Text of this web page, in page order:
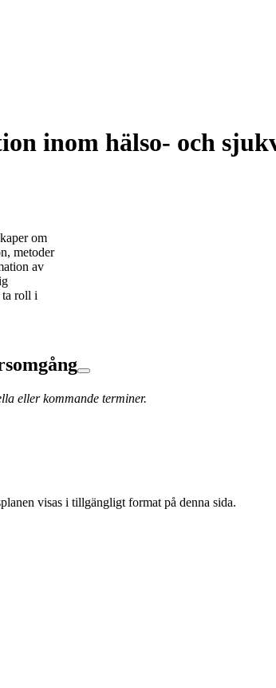
inom hälso- och
om
metoder
av
ta roll i
eller kommande terminer.
visas i tillgängligt format på denna sida.